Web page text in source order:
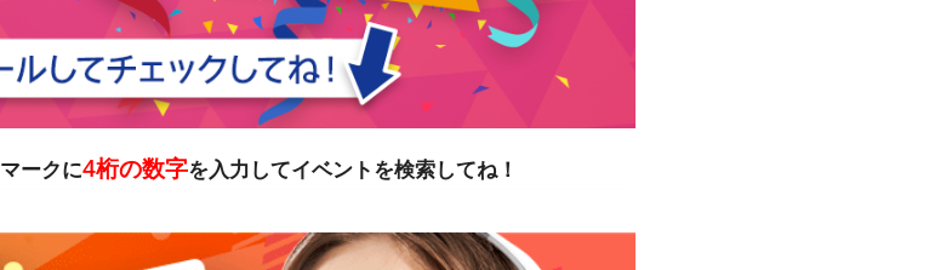
マークに4桁の数字を入力してイベントを検索してね！